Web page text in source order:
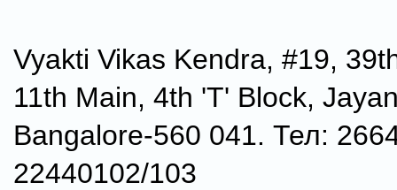
Vyakti Vikas Kendra, #19,
11th Main, 4th 'T' Block,
Bangalore-560 041. Тел:
22440102/103